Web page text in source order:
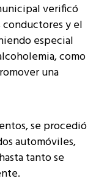
verificó
y el
especial
como
una
se procedió
automóviles,
tanto se